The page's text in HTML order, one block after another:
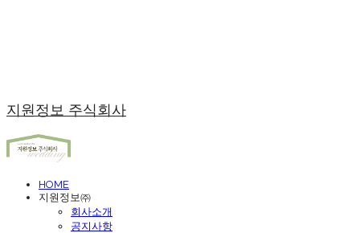
지원정보 주식회사
HOME
지원정보㈜
회사소개
공지사항